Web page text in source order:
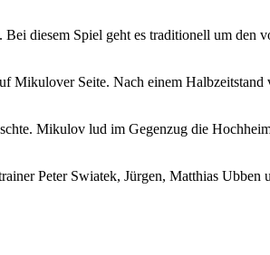
diesem Spiel geht es traditionell um den
Mikulover Seite. Nach einem Halbzeitstand
Mikulov lud im Gegenzug die
Peter Swiatek, Jürgen, Matthias Ubben